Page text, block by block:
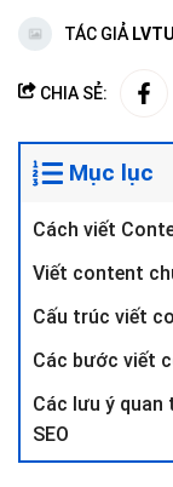
TÁC GIẢ
CHIA SẺ:
Mục lục
Cách viết
Viết content
Cấu trúc viết
Các bước viết
Các lưu ý
SEO